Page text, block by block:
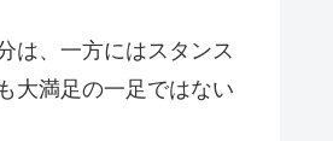
は、一方にはスタンス
大満足の一足ではない